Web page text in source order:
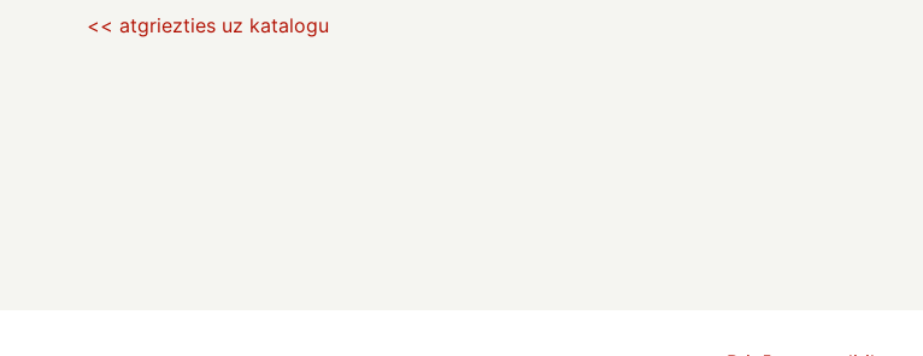
<< atgriezties uz katalogu